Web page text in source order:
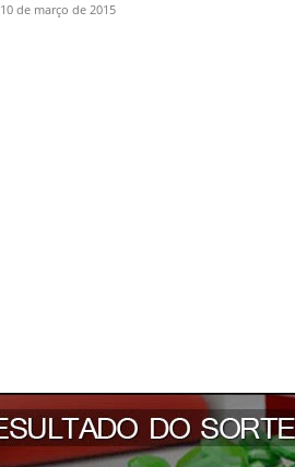
10 de março de 2015